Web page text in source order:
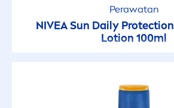
Perawatan
NIVEA Sun Daily Protection
Lotion 100ml